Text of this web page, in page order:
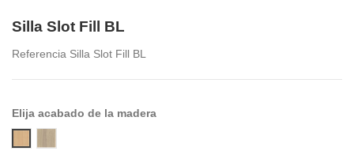
Silla Slot Fill BL
Referencia Silla Slot Fill BL
Elija acabado de la madera